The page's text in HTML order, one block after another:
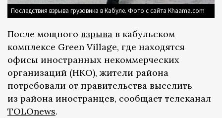
Последствия взрыва грузовика в Кабуле. Фото с сайта Khaama.com
После мощного взрыва в кабульском
комплексе Green Village, где находятся
офисы иностранных некоммерческих
организаций (НКО), жители района
потребовали от правительства выселить
из района иностранцев, сообщает телеканал
TOLOnews.